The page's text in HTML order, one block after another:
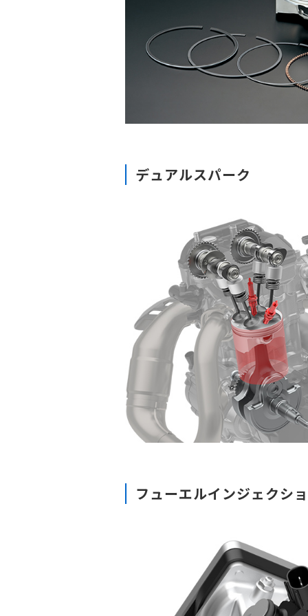
デュアルスパーク
フューエルインジェクシ